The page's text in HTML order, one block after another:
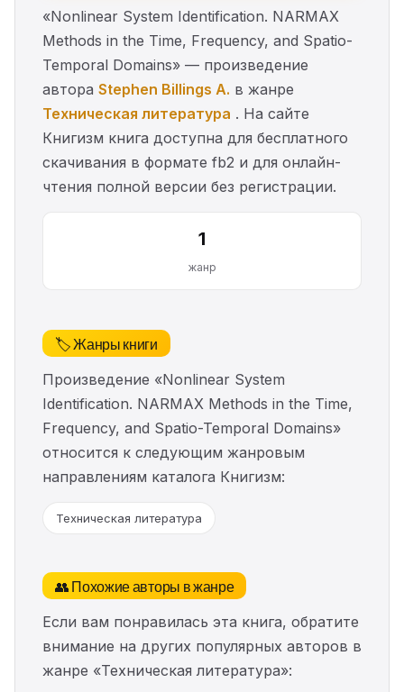
«Nonlinear System Identification. NARMAX
Methods in the Time, Frequency, and Spatio-
Temporal Domains» — произведение
автора Stephen Billings A. в жанре
Техническая литература . На сайте
Книгизм книга доступна для бесплатного
скачивания в формате fb2 и для онлайн-
чтения полной версии без регистрации.
1
жанр
🏷️ Жанры книги
Произведение «Nonlinear System
Identification. NARMAX Methods in the Time,
Frequency, and Spatio-Temporal Domains»
относится к следующим жанровым
направлениям каталога Книгизм:
Техническая литература
👥 Похожие авторы в жанре
Если вам понравилась эта книга, обратите
внимание на других популярных авторов в
жанре «Техническая литература»: